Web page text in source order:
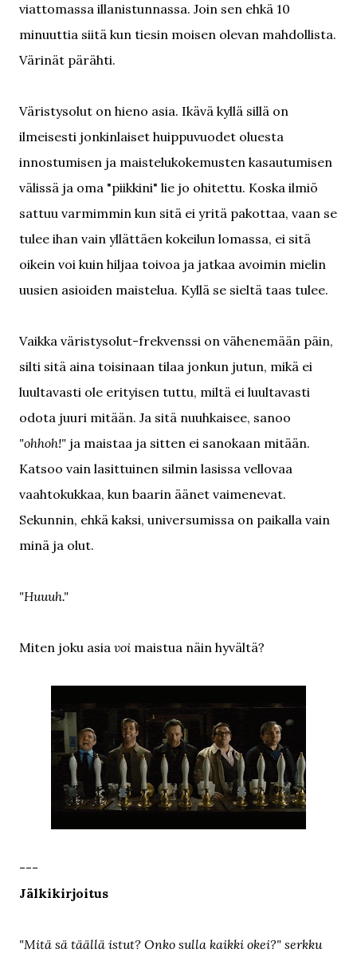
viattomassa illanistunnassa. Join sen ehkä 10
minuuttia siitä kun tiesin moisen olevan mahdollista.
Värinät pärähti.
Väristysolut on hieno asia. Ikävä kyllä sillä on
ilmeisesti jonkinlaiset huippuvuodet oluesta
innostumisen ja maistelukokemusten kasautumisen
välissä ja oma "piikkini" lie jo ohitettu. Koska ilmiö
sattuu varmimmin kun sitä ei yritä pakottaa, vaan se
tulee ihan vain yllättäen kokeilun lomassa, ei sitä
oikein voi kuin hiljaa toivoa ja jatkaa avoimin mielin
uusien asioiden maistelua. Kyllä se sieltä taas tulee.
Vaikka väristysolut-frekvenssi on vähenemään päin,
silti sitä aina toisinaan tilaa jonkun jutun, mikä ei
luultavasti ole erityisen tuttu, miltä ei luultavasti
odota juuri mitään. Ja sitä nuuhkaisee, sanoo
"ohhoh!" ja maistaa ja sitten ei sanokaan mitään.
Katsoo vain lasittuinen silmin lasissa vellovaa
vaahtokukkaa, kun baarin äänet vaimenevat.
Sekunnin, ehkä kaksi, universumissa on paikalla vain
minä ja olut.
"Huuuh."
Miten joku asia voi maistua näin hyvältä?
---
Jälkikirjoitus
"Mitä sä täällä istut? Onko sulla kaikki okei?" serkku